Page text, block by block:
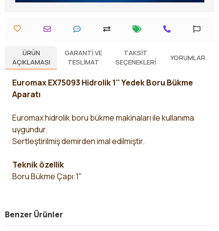
ÜRÜN
AÇIKLAMASI
GARANTI VE
TESLIMAT
TAKSIT
SEÇENEKLERI
YORUMLAR
Euromax EX75093 Hidrolik 1'' Yedek Boru Bükme
Aparatı
Euromax hidrolik boru bükme makinaları ile kullanıma
uygundur.
Sertleştirilmiş demirden imal edilmiştir.
Teknik özellik
Boru Bükme Çapı:1"
Benzer Ürünler